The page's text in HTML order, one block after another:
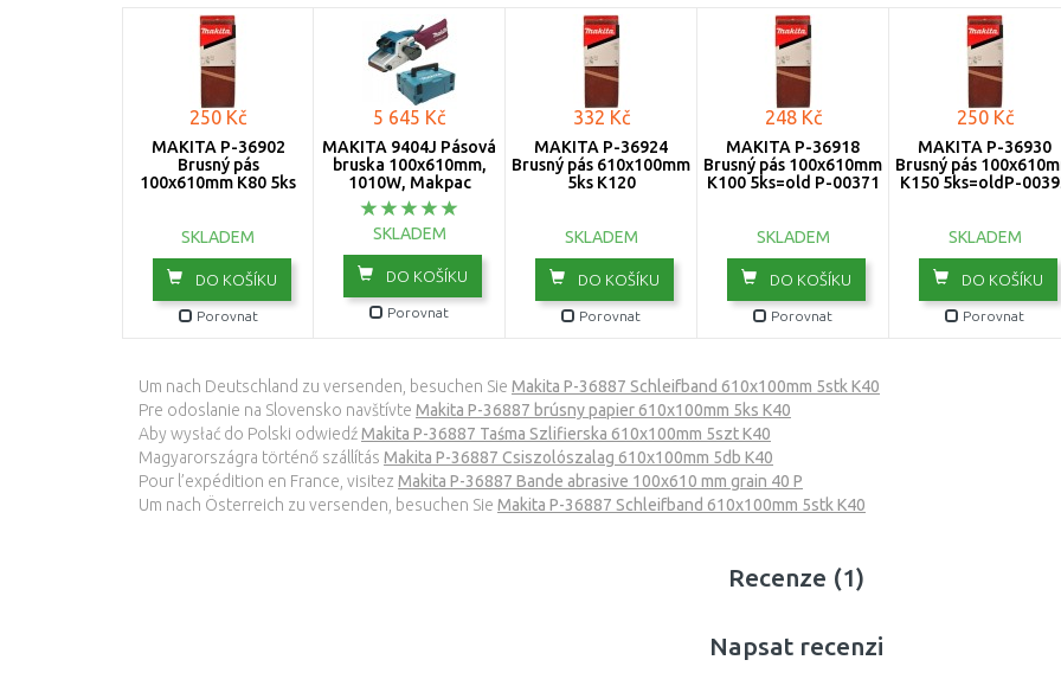
250 Kč
MAKITA P-36902
Brusný pás
100x610mm K80 5ks
SKLADEM
DO KOŠÍKU
Porovnat
5 645 Kč
MAKITA 9404J Pásová
bruska 100x610mm,
1010W, Makpac
SKLADEM
DO KOŠÍKU
Porovnat
332 Kč
MAKITA P-36924
Brusný pás 610x100mm
5ks K120
SKLADEM
DO KOŠÍKU
Porovnat
248 Kč
MAKITA P-36918
Brusný pás 100x610mm
K100 5ks=old P-00371
SKLADEM
DO KOŠÍKU
Porovnat
250 Kč
MAKITA P-36930
Brusný pás
K150 5ks=oldP-
SKLADEM
DO KOŠÍKU
Porovnat
Um nach Deutschland zu versenden, besuchen Sie Makita P-36887 Schleifband 610x100mm 5stk K40
Pre odoslanie na Slovensko navštívte Makita P-36887 brúsny papier 610x100mm 5ks K40
Aby wysłać do Polski odwiedźMakita P-36887 Taśma Szlifierska 610x100mm 5szt K40
Magyarországra történő szállítás Makita P-36887 Csiszolószalag 610x100mm 5db K40
Pour l’expédition en France, visitez Makita P-36887 Bande abrasive 100x610 mm grain 40 P
Um nach Österreich zu versenden, besuchen Sie Makita P-36887 Schleifband 610x100mm 5stk K40
Recenze (1)
Napsat recenzi